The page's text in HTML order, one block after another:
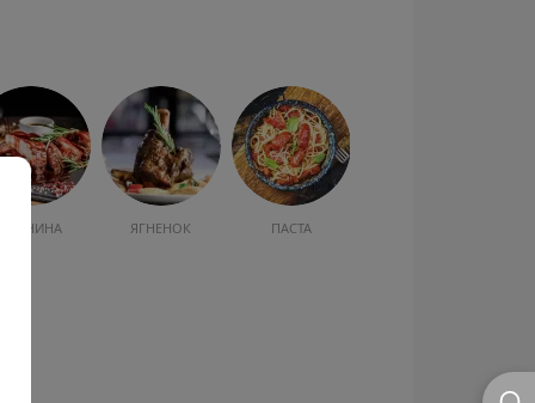
СВИНИНА ЯГНЕНОК ПАСТА